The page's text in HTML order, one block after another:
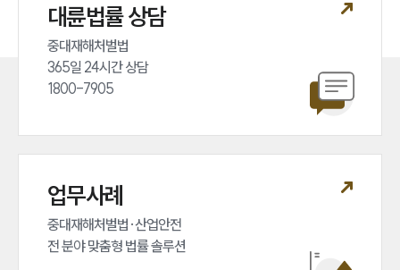
대륜법률 상담
중대재해처벌법
365일 24시간 상담
1800-7905
업무사례
중대재해처벌법·산업안전
전 분야 맞춤형 법률 솔루션